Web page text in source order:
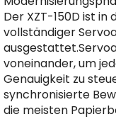
Der XZT-150D ist
vollständiger
voneinander, um
Genauigkeit zu
synchronisierte
die meisten